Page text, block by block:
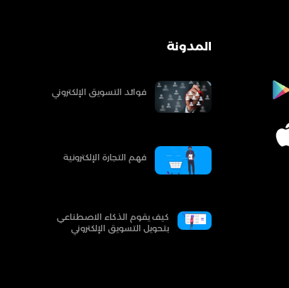
المدونة
فوائد التسويق الإلكتروني
فهم التجارة الإلكترونية
كيف يقوم الذكاء الاصطناعي
بتحويل التسويق الإلكتروني